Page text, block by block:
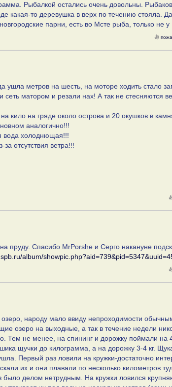
Рыбалкой остались очень довольны.
какая-то деревушка в верх по течению стояла.
парни, есть во Мсте рыба, только не у
метров на шесть, на моторе ходить стало
матором и резали нах! А так не стесняются
кило на гряде около острова и 20 окушков в
аналогично!!!
вода холоднющая!!!
отсутствия ветра!!!
пруду. Спасибо MrPorshe и Серго накануне
album/
народу мало ввиду непроходимости
озеро на выходные, а так в течение недели
Тем не менее, на спининг и дорожку поймали на
щучки до килограмма, а на дорожку 3-4 кг. Щука
Первый раз ловили на кружки-достаточно
их и они плавали по несколько километров
было делом нетрудным. На кружки ловился